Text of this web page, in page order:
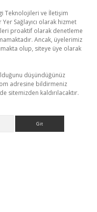
Teknolojileri ve İletişim
Sağlayıcı olarak hizmet
proaktif olarak denetleme
Ancak, üyelerimiz
olup, siteye üye olarak
düşündüğünüz
adresine bildirmeniz
sitemizden kaldırılacaktır.